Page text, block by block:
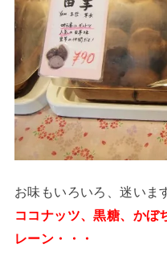
お味もいろいろ、迷いま
ココナッツ、黒糖、かぼ
レーン・・・